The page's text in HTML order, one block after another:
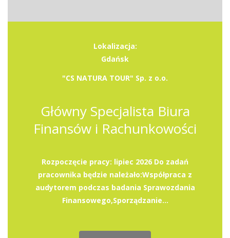
Lokalizacja:
Gdańsk
"CS NATURA TOUR" Sp. z o.o.
Główny Specjalista Biura
Finansów i Rachunkowości
Rozpoczęcie pracy: lipiec 2026 Do zadań
pracownika będzie należało:Współpraca z
audytorem podczas badania Sprawozdania
Finansowego,Sporządzanie...